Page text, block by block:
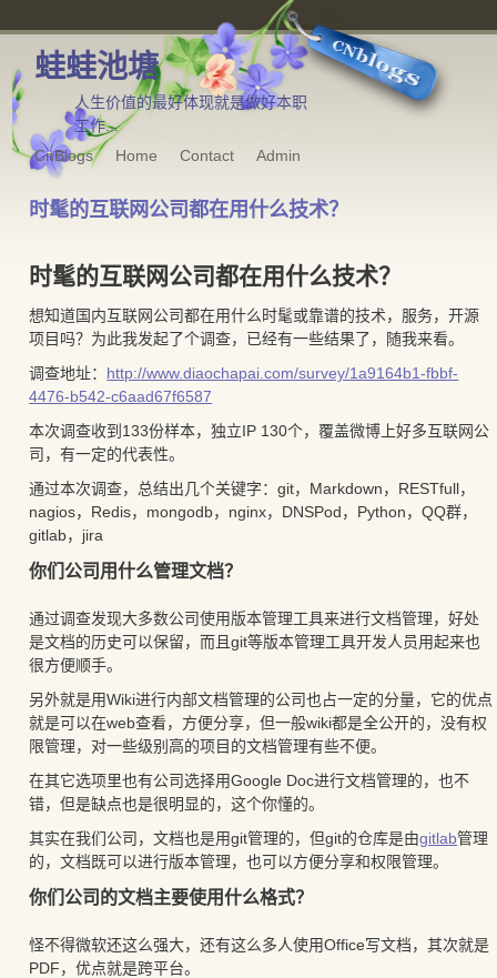
蛙蛙池塘
人生价值的最好体现就是做好本职
工作...
CnBlogs
Home Contact Admin
时髦的互联网公司都在用什么技术？
时髦的互联网公司都在用什么技术？
想知道国内互联网公司都在用什么时髦或靠谱的技术，服务，开源
项目吗？为此我发起了个调查，已经有一些结果了，随我来看。
调查地址： http://www.diaochapai.com/survey/1a9164b1-fbbf-
4476-b542-c6aad67f6587
本次调查收到133份样本，独立IP 130个，覆盖微博上好多互联网公
司，有一定的代表性。
通过本次调查，总结出几个关键字：git，Markdown，RESTfull，
nagios，Redis，mongodb，nginx，DNSPod，Python，QQ群，
gitlab，jira
你们公司用什么管理文档？
通过调查发现大多数公司使用版本管理工具来进行文档管理，好处
是文档的历史可以保留，而且git等版本管理工具开发人员用起来也
很方便顺手。
另外就是用Wiki进行内部文档管理的公司也占一定的分量，它的优点
就是可以在web查看，方便分享，但一般wiki都是全公开的，没有权
限管理，对一些级别高的项目的文档管理有些不便。
在其它选项里也有公司选择用Google Doc进行文档管理的，也不
错，但是缺点也是很明显的，这个你懂的。
其实在我们公司，文档也是用git管理的，但git的仓库是由gitlab管理
的，文档既可以进行版本管理，也可以方便分享和权限管理。
你们公司的文档主要使用什么格式？
怪不得微软还这么强大，还有这么多人使用Office写文档，其次就是
PDF，优点就是跨平台。